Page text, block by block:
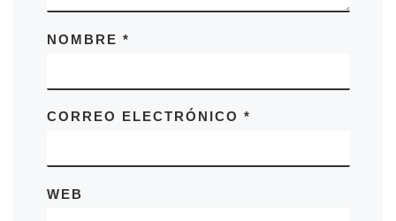
NOMBRE *
CORREO ELECTRÓNICO *
WEB